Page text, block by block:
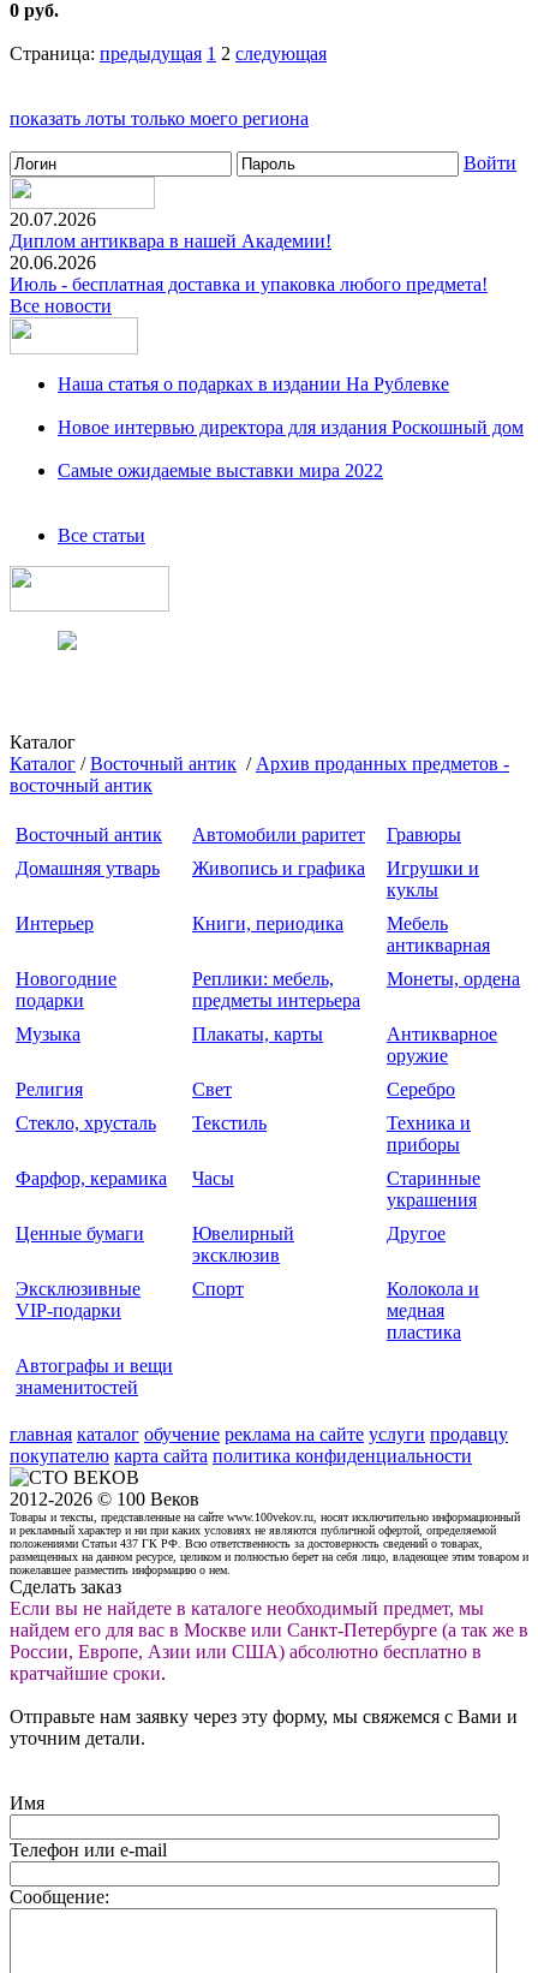
0 руб.
Страница: предыдущая 1 2 следующая
показать лоты только моего региона
Войти
20.07.2026
Диплом антиквара в нашей Академии!
20.06.2026
Июль - бесплатная доставка и упаковка любого предмета!
Все новости
Наша статья о подарках в издании На Рублевке
Новое интервью директора для издания Роскошный дом
Самые ожидаемые выставки мира 2022
Все статьи
Каталог
Каталог /Восточный антик / Архив проданных предметов -
восточный антик
Восточный антик Автомобили раритет
Гравюры
Домашняя утварь
Живопись и графика
Игрушки и
куклы
Интерьер
Книги, периодика
Мебель
антикварная
Новогодние
подарки
Реплики: мебель,
предметы интерьера
Монеты, ордена
Музыка Плакаты, карты
Антикварное
оружие
Религия
Свет
Серебро
Стекло, хрусталь
Текстиль
Техника и
приборы
Фарфор, керамика
Часы
Старинные
украшения
Ценные бумаги
Ювелирный
эксклюзив
Другое
Эксклюзивные
VIP-подарки
Спорт
Колокола и
медная
пластика
Автографы и вещи
знаменитостей
главная каталог обучение реклама на сайте услуги продавцу
покупателю карта сайта политика конфиденциальности
2012-2026 © 100 Веков
Товары и тексты, представленные на сайте www.100vekov.ru, носят исключительно информационный
и рекламный характер и ни при каких условиях не являются публичной офертой, определяемой
положениями Статьи 437 ГК РФ. Всю ответственность за достоверность сведений о товарах,
размещенных на данном ресурсе, целиком и полностью берет на себя лицо, владеющее этим товаром и
пожелавшее разместить информацию о нем.
Сделать заказ
Если вы не найдете в каталоге необходимый предмет, мы
найдем его для вас в Москве или Санкт-Петербурге (а так же в
России, Европе, Азии или США) абсолютно бесплатно в
кратчайшие сроки.
Отправьте нам заявку через эту форму, мы свяжемся с Вами и
уточним детали.
Имя
Телефон или e-mail
Сообщение: